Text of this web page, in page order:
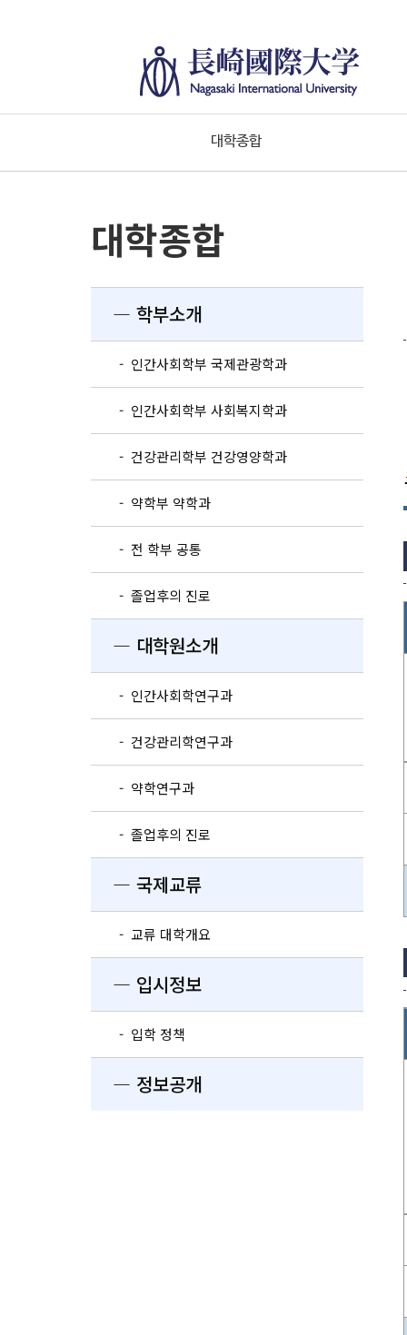
대학종합
대학종합
― 학부소개
- 인간사회학부 국제관광학과
- 인간사회학부 사회복지학과
- 건강관리학부 건강영양학과
- 약학부 약학과
- 전 학부 공통
- 졸업후의 진로
― 대학원소개
- 인간사회학연구과
- 건강관리학연구과
- 약학연구과
- 졸업후의 진로
― 국제교류
- 교류 대학개요
― 입시정보
- 입학 정책
― 정보공개